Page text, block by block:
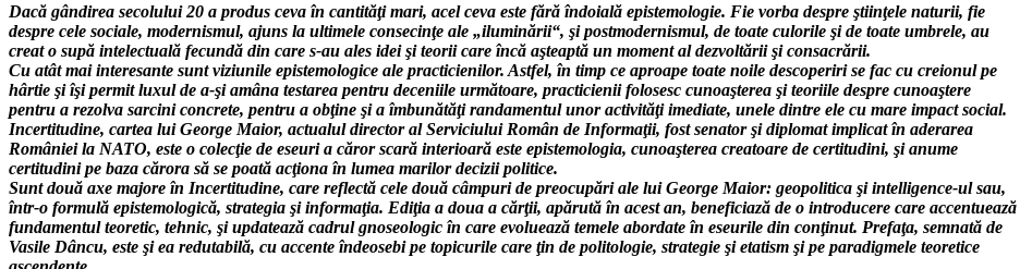
Dacă gândirea secolului 20 a produs ceva în cantităţi mari, acel ceva este fără îndoială epistemologie. Fie vorba despre ştiinţele naturii, fie
despre cele sociale, modernismul, ajuns la ultimele consecinţe ale „iluminării“, şi postmodernismul, de toate culorile şi de toate umbrele, au
creat o supă intelectuală fecundă din care s-au ales idei şi teorii care încă aşteaptă un moment al dezvoltării şi consacrării.
Cu atât mai interesante sunt viziunile epistemologice ale practicienilor. Astfel, în timp ce aproape toate noile descoperiri se fac cu creionul pe
hârtie şi îşi permit luxul de a-şi amâna testarea pentru deceniile următoare, practicienii folosesc cunoaşterea şi teoriile despre cunoaştere
pentru a rezolva sarcini concrete, pentru a obţine şi a îmbunătăţi randamentul unor activităţi imediate, unele dintre ele cu mare impact social.
Incertitudine, cartea lui George Maior, actualul director al Serviciului Român de Informaţii, fost senator şi diplomat implicat în aderarea
României la NATO, este o colecţie de eseuri a căror scară interioară este epistemologia, cunoaşterea creatoare de certitudini, şi anume
certitudini pe baza cărora să se poată acţiona în lumea marilor decizii politice.
Sunt două axe majore în Incertitudine, care reflectă cele două câmpuri de preocupări ale lui George Maior: geopolitica şi intelligence-ul sau,
într-o formulă epistemologică, strategia şi informaţia. Ediţia a doua a cărţii, apărută în acest an, beneficiază de o introducere care accentuează
fundamentul teoretic, tehnic, şi updatează cadrul gnoseologic în care evoluează temele abordate în eseurile din conţinut. Prefaţa, semnată de
Vasile Dâncu, este şi ea redutabilă, cu accente îndeosebi pe topicurile care ţin de politologie, strategie şi etatism şi pe paradigmele teoretice